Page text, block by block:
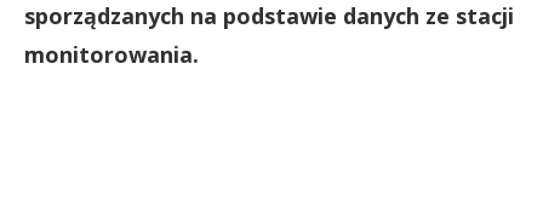
sporządzanych na podstawie danych ze stacji
monitorowania.